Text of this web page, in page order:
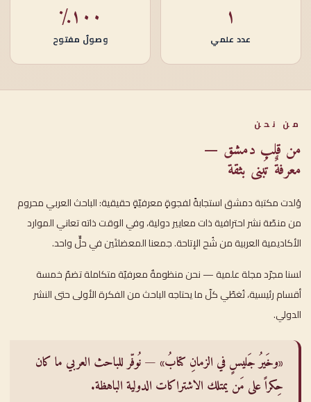
١
عدد علمي
١٠٠٪
وصولٌ مفتوح
من نحن
من قلب دمشق —
معرفةٌ تُبنى بثقة
وُلدت مكتبة دمشق استجابةً لفجوةٍ معرفيّةٍ حقيقية: الباحث العربي محروم
من منصّة نشر احترافية ذات معايير دولية، وفي الوقت ذاته تعاني الموارد
الأكاديمية العربية من شُح الإتاحة. جمعنا المعضلتَين في حلٍّ واحد.
لسنا مجرّد مجلة علمية — نحن منظومةٌ معرفيّة متكاملة تضمّ خمسة
أقسام رئيسية، تُغطّي كلّ ما يحتاجه الباحث من الفكرة الأولى حتى النشر
الدولي.
«وخَيرُ جَليسٍ في الزمانِ كتابُ» — نُوفّر للباحث العربي ما كان
حِكراً على مَن يمتلك الاشتراكات الدولية الباهظة.